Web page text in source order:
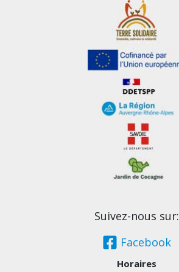
Suivez-nous sur:
Facebook
Horaires